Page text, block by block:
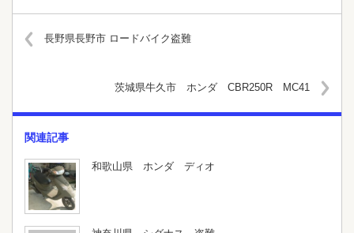
長野県長野市 ロードバイク盗難
茨城県牛久市 ホンダ CBR250R MC41
関連記事
和歌山県 ホンダ ディオ